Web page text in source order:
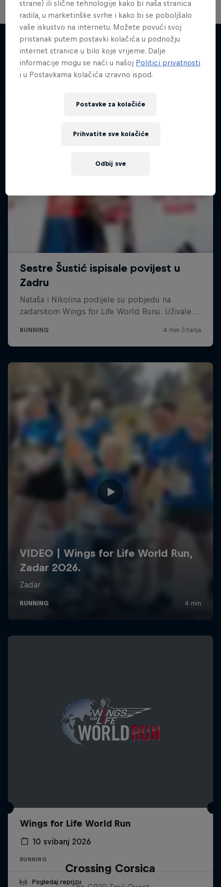
Sličan sadržaj
Wings for Life World Run
10 svibanj 2026
RUNNING
Pogledaj reprizu
Crossing Corsica
strane) ili slične tehnologije kako bi naša stranica
radila, u marketinške svrhe i kako bi se poboljšalo
vaše iskustvo na internetu. Možete povući svoj
pristanak putem postavki kolačića u podnožju
internet stranice u bilo koje vrijeme. Dalje
informacije mogu se naći u našoj Politici privatnosti
i u Postavkama kolačića izravno ispod.
Postavke za kolačiće
Odbij sve
Prihvatite sve kolačiće